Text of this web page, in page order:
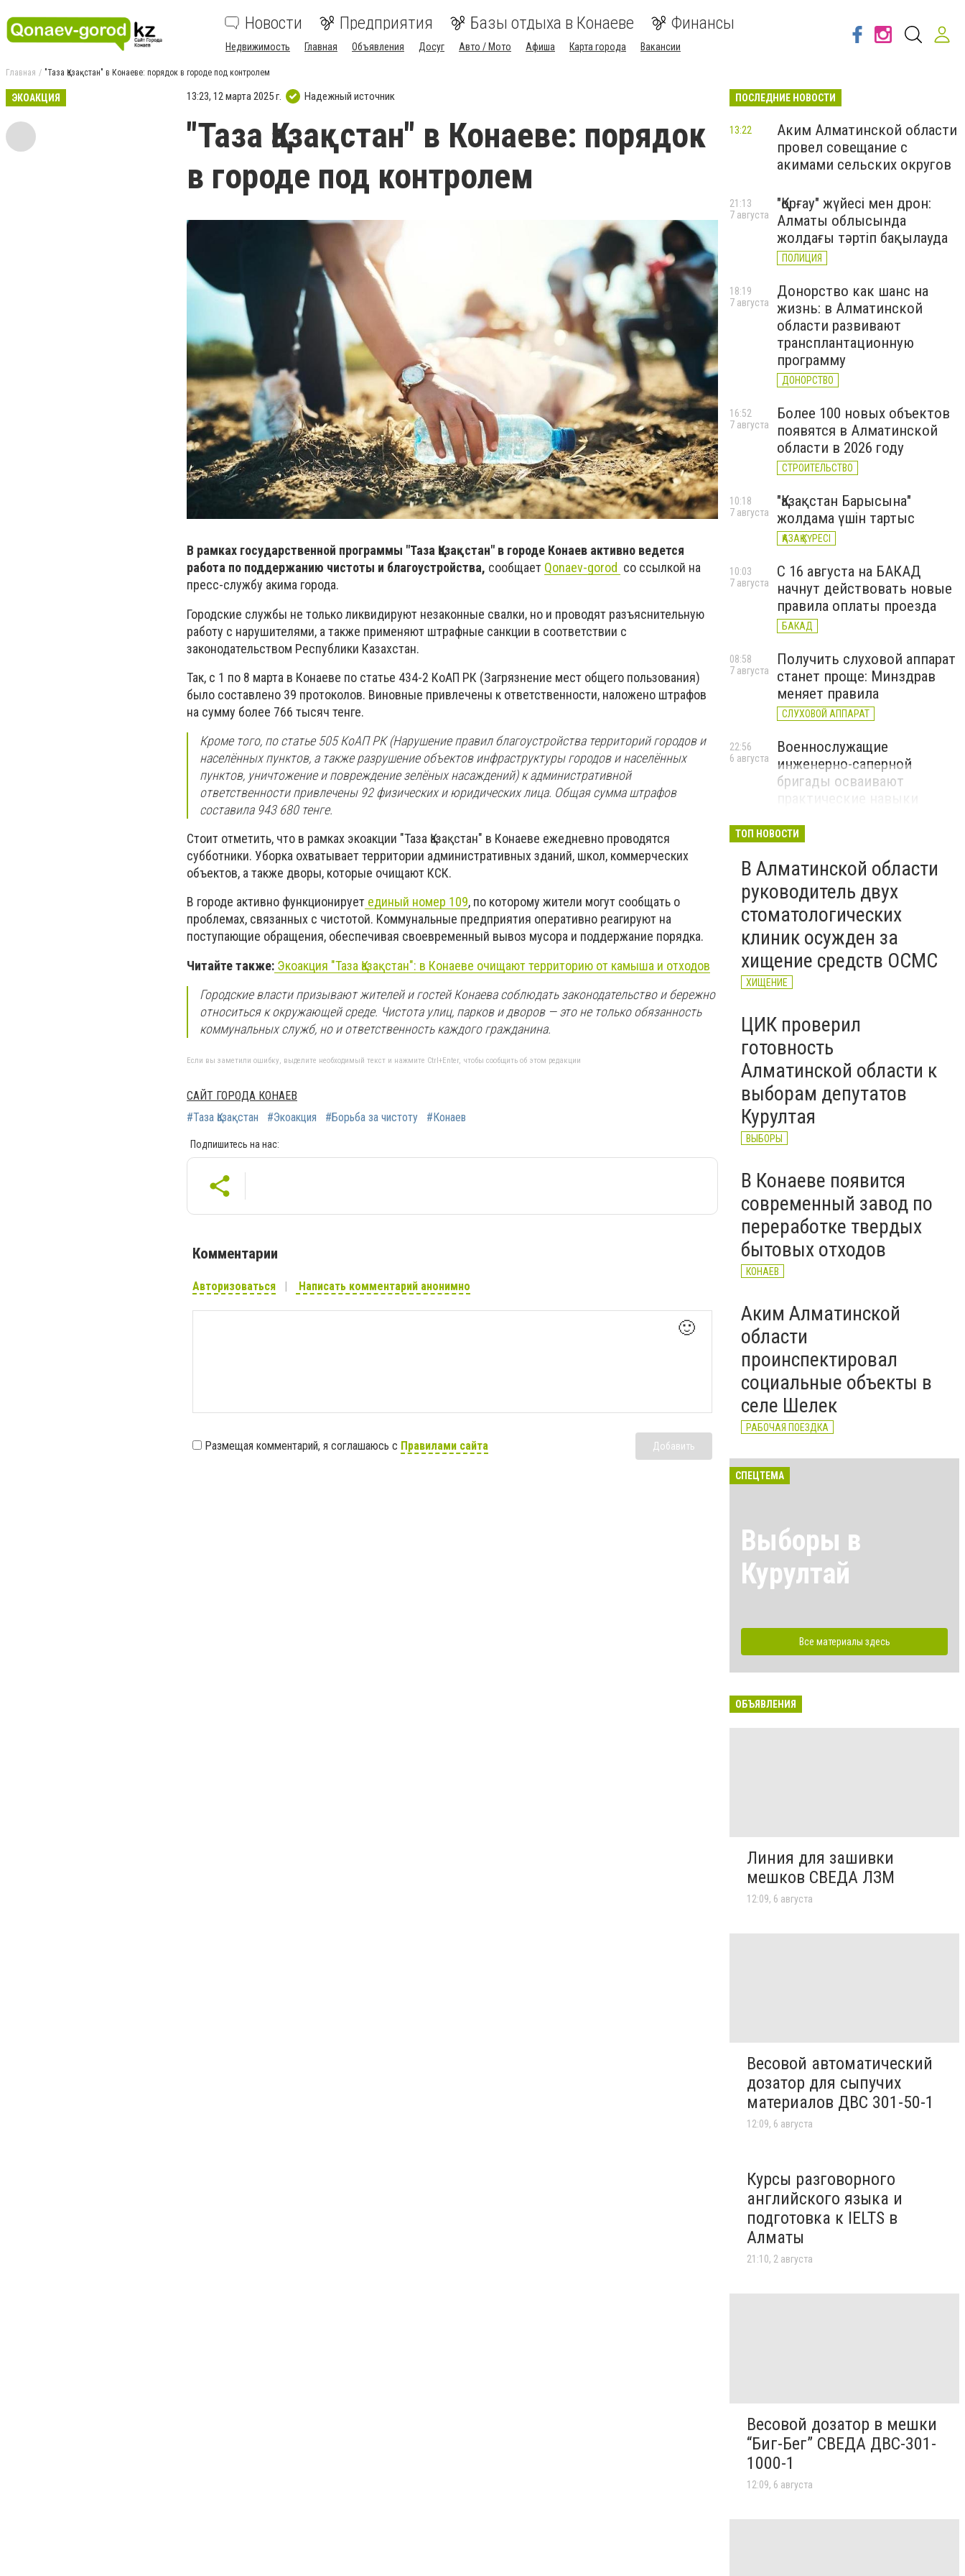
Новости Предприятия Базы отдыха в Конаеве Финансы
Недвижимость Главная Объявления Досуг Авто / Мото Афиша Карта города Вакансии
Главная "Таза Қазақстан" в Конаеве: порядок в городе под контролем
ЭКОАКЦИЯ 13:23, 12 марта 2025 г. Надежный источник
"Таза Қазақстан" в Конаеве: порядок
в городе под контролем
В рамках государственной программы "Таза Қазақстан" в городе Конаев активно ведется
работа по поддержанию чистоты и благоустройства, сообщает Qonaev-gorod со ссылкой на
пресс-службу акима города.
Городские службы не только ликвидируют незаконные свалки, но и проводят разъяснительную
работу с нарушителями, а также применяют штрафные санкции в соответствии с
законодательством Республики Казахстан.
Так, с 1 по 8 марта в Конаеве по статье 434-2 КоАП РК (Загрязнение мест общего пользования)
было составлено 39 протоколов. Виновные привлечены к ответственности, наложено штрафов
на сумму более 766 тысяч тенге.
Кроме того, по статье 505 КоАП РК (Нарушение правил благоустройства территорий городов и
населённых пунктов, а также разрушение объектов инфраструктуры городов и населённых
пунктов, уничтожение и повреждение зелёных насаждений) к административной
ответственности привлечены 92 физических и юридических лица. Общая сумма штрафов
составила 943 680 тенге.
Стоит отметить, что в рамках экоакции "Таза Қазақстан" в Конаеве ежедневно проводятся
субботники. Уборка охватывает территории административных зданий, школ, коммерческих
объектов, а также дворы, которые очищают КСК.
В городе активно функционирует единый номер 109, по которому жители могут сообщать о
проблемах, связанных с чистотой. Коммунальные предприятия оперативно реагируют на
поступающие обращения, обеспечивая своевременный вывоз мусора и поддержание порядка.
Читайте также: Экоакция "Таза Қазақстан": в Конаеве очищают территорию от камыша и отходов
Городские власти призывают жителей и гостей Конаева соблюдать законодательство и бережно
относиться к окружающей среде. Чистота улиц, парков и дворов — это не только обязанность
коммунальных служб, но и ответственность каждого гражданина.
Если вы заметили ошибку, выделите необходимый текст и нажмите Ctrl+Enter, чтобы сообщить об этом редакции
САЙТ ГОРОДА КОНАЕВ
#Таза Қазақстан
#Экоакция #Борьба за чистоту #Конаев
Подпишитесь на нас:
Комментарии
Авторизоваться Написать комментарий анонимно
🙂
Размещая комментарий, я соглашаюсь с Правилами сайта Добавить
ПОСЛЕДНИЕ НОВОСТИ
Аким Алматинской области
провел совещание с
акимами сельских округов
13:22
"Қорғау" жүйесі мен дрон:
Алматы облысында
жолдағы тәртіп бақылауда
ПОЛИЦИЯ
21:13
7 августа
Донорство как шанс на
жизнь: в Алматинской
области развивают
трансплантационную
программу
ДОНОРСТВО
18:19
7 августа
Более 100 новых объектов
появятся в Алматинской
области в 2026 году
СТРОИТЕЛЬСТВО
16:52
7 августа
"Қазақстан Барысына"
жолдама үшін тартыс
ҚАЗАҚ КҮРЕСІ
10:18
7 августа
С 16 августа на БАКАД
начнут действовать новые
правила оплаты проезда
БАКАД
10:03
7 августа
Получить слуховой аппарат
станет проще: Минздрав
меняет правила
СЛУХОВОЙ АППАРАТ
08:58
7 августа
Военнослужащие
инженерно-саперной
бригады осваивают
22:56
6 августа
ТОП НОВОСТИ
В Алматинской области
руководитель двух
стоматологических
клиник осужден за
хищение средств ОСМС
ХИЩЕНИЕ
ЦИК проверил
готовность
Алматинской области к
выборам депутатов
Курултая
ВЫБОРЫ
В Конаеве появится
современный завод по
переработке твердых
бытовых отходов
КОНАЕВ
Аким Алматинской
области
проинспектировал
социальные объекты в
селе Шелек
РАБОЧАЯ ПОЕЗДКА
СПЕЦТЕМА
Выборы в
Курултай
Все материалы здесь
ОБЪЯВЛЕНИЯ
Линия для зашивки
мешков СВЕДА ЛЗМ
12:09, 6 августа
Весовой автоматический
дозатор для сыпучих
материалов ДВС 301-50-1
12:09, 6 августа
Курсы разговорного
английского языка и
подготовка к IELTS в
Алматы
21:10, 2 августа
Весовой дозатор в мешки
“Биг-Бег” СВЕДА ДВС-301-
1000-1
12:09, 6 августа